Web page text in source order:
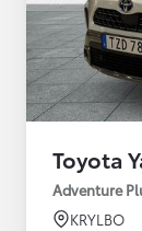
Toyota
Adventure
KRYLBO